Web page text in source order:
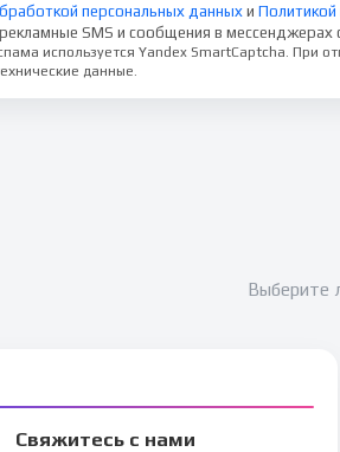
персональных данных и Политикой
SMS и сообщения в мессенджерах
используется Yandex SmartCaptcha. При
данные.
Выберите
Свяжитесь с нами